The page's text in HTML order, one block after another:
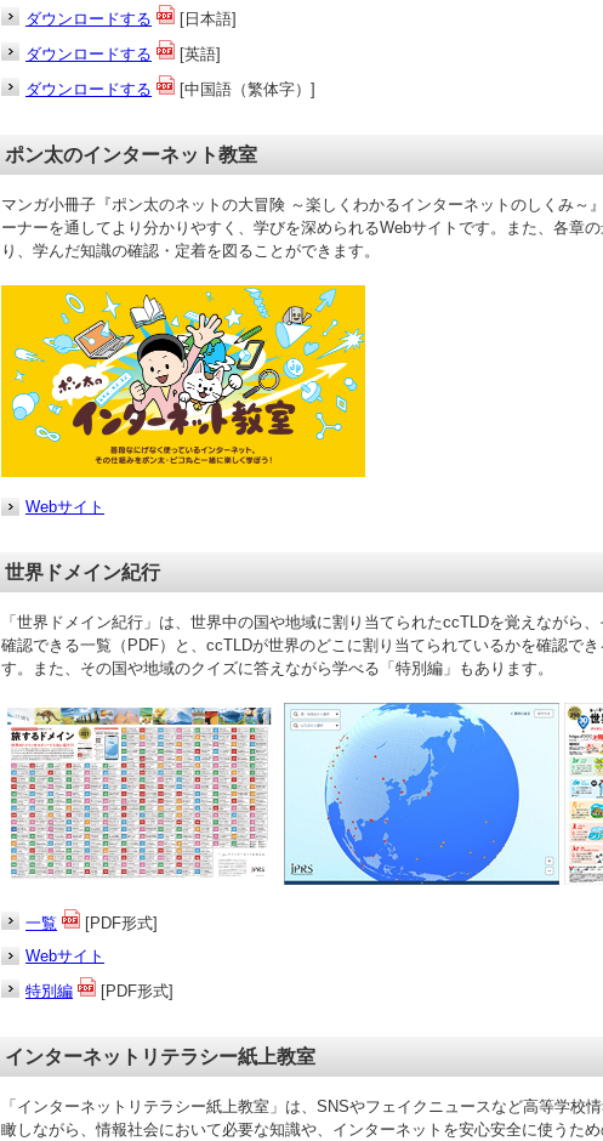
ダウンロードする
[日本語]
ダウンロードする
[英語]
ダウンロードする
[中国語（繁体字）]
ポン太のインターネット教室
マンガ小冊子『ポン太のネットの大冒険 ～楽しくわかるインターネットのしくみ～
ーナーを通してより分かりやすく、学びを深められるWebサイトです。また、各章
り、学んだ知識の確認・定着を図ることができます。
Webサイト
世界ドメイン紀行
「世界ドメイン紀行」は、世界中の国や地域に割り当てられたccTLDを覚えながら
確認できる一覧（PDF）と、ccTLDが世界のどこに割り当てられているかを確認で
す。また、その国や地域のクイズに答えながら学べる「特別編」もあります。
一覧
[PDF形式]
Webサイト
特別編
[PDF形式]
インターネットリテラシー紙上教室
「インターネットリテラシー紙上教室」は、SNSやフェイクニュースなど高等学校
瞰しながら、情報社会において必要な知識や、インターネットを安心安全に使うた